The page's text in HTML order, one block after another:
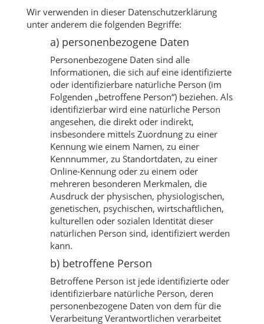
Wir verwenden in dieser Datenschutzerklärung
unter anderem die folgenden Begriffe:
a) personenbezogene Daten
Personenbezogene Daten sind alle
Informationen, die sich auf eine identifizierte
oder identifizierbare natürliche Person (im
Folgenden „betroffene Person“) beziehen. Als
identifizierbar wird eine natürliche Person
angesehen, die direkt oder indirekt,
insbesondere mittels Zuordnung zu einer
Kennung wie einem Namen, zu einer
Kennnummer, zu Standortdaten, zu einer
Online-Kennung oder zu einem oder
mehreren besonderen Merkmalen, die
Ausdruck der physischen, physiologischen,
genetischen, psychischen, wirtschaftlichen,
kulturellen oder sozialen Identität dieser
natürlichen Person sind, identifiziert werden
kann.
b) betroffene Person
Betroffene Person ist jede identifizierte oder
identifizierbare natürliche Person, deren
personenbezogene Daten von dem für die
Verarbeitung Verantwortlichen verarbeitet